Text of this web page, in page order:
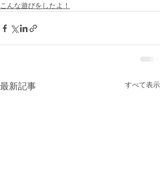
こんな遊びをしたよ！
最新記事 すべて表示